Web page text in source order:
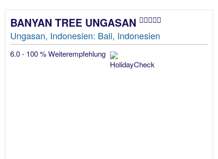
BANYAN TREE UNGASAN
Ungasan, Indonesien: Bali, Indonesien
6.0 - 100 % Weiterempfehlung